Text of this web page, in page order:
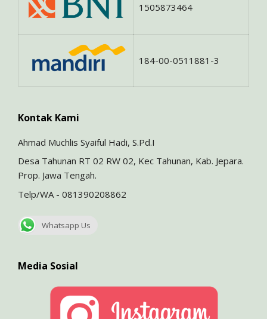
1505873464
184-00-0511881-3
Kontak Kami
Ahmad Muchlis Syaiful Hadi, S.Pd.I
Desa Tahunan RT 02 RW 02, Kec Tahunan, Kab. Jepara.
Prop. Jawa Tengah.
Telp/WA - 081390208862
Whatsapp Us
Media Sosial